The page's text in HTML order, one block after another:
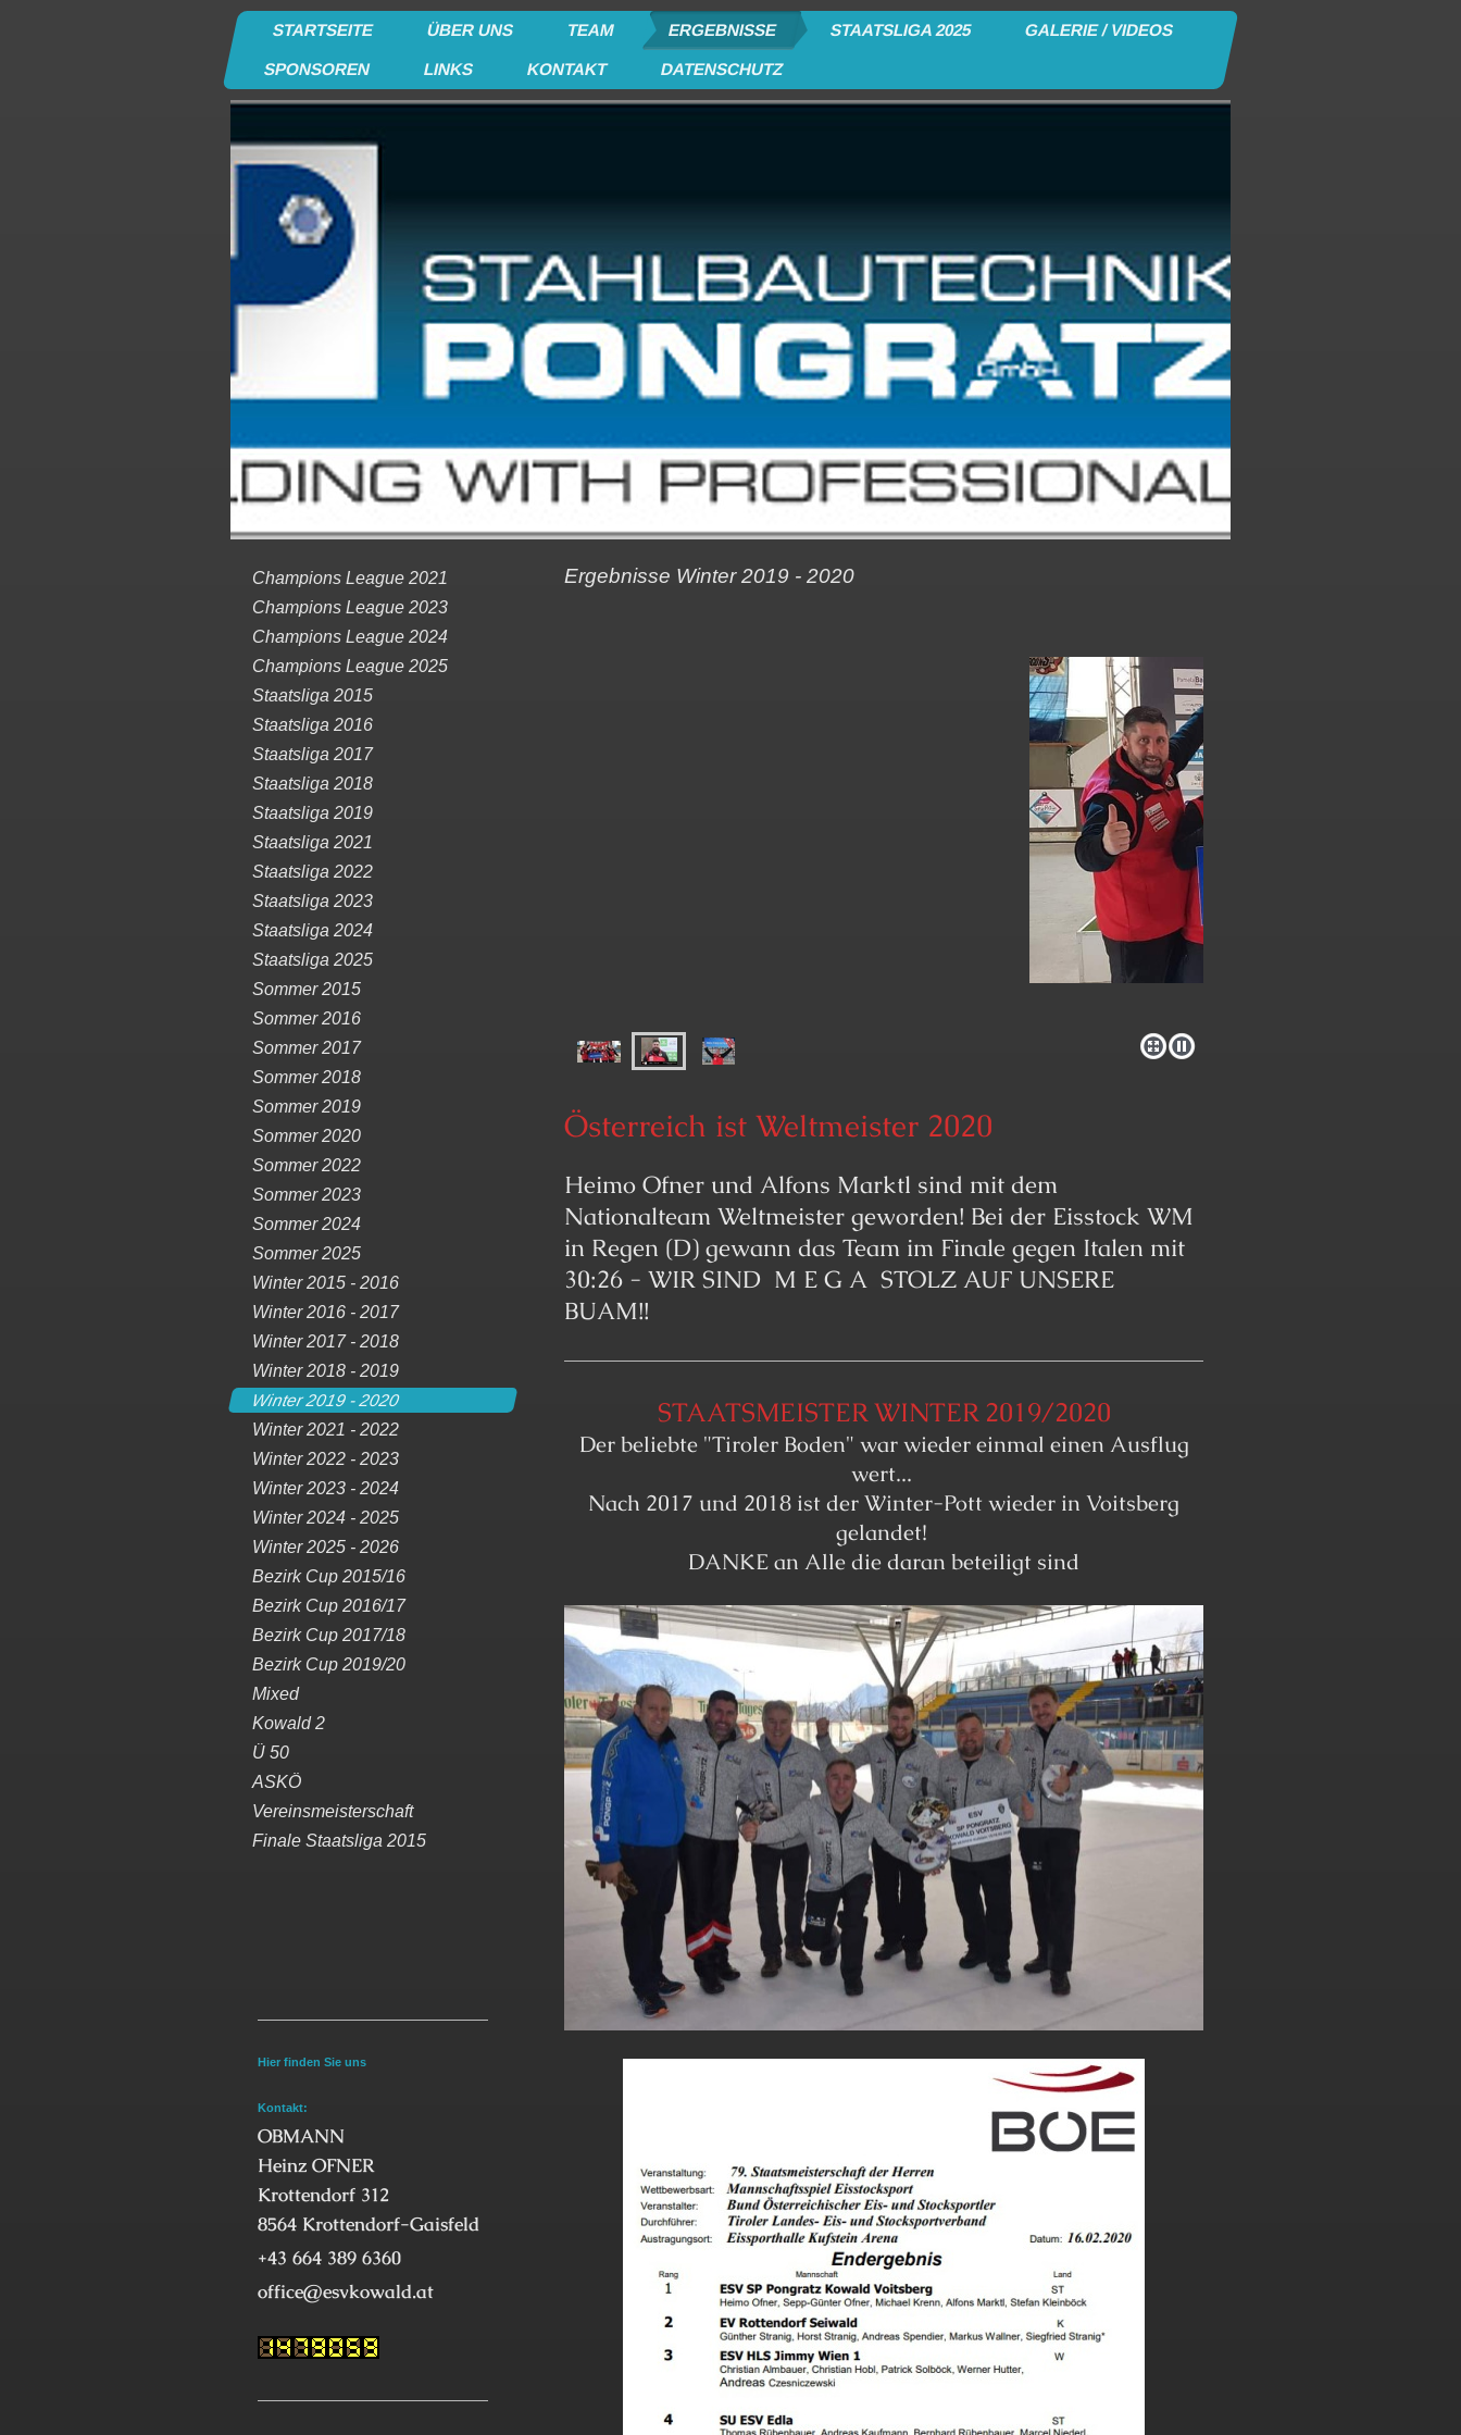
STARTSEITE ÜBER UNS TEAM ERGEBNISSE STAATSLIGA 2025 GALERIE / VIDEOS
SPONSOREN LINKS KONTAKT DATENSCHUTZ
Ergebnisse Winter 2019 - 2020
Österreich ist Weltmeister 2020
Heimo Ofner und Alfons Marktl sind mit dem
Nationalteam Weltmeister geworden! Bei der Eisstock WM
in Regen (D) gewann das Team im Finale gegen Italen mit
30:26 - WIR SIND M E G A STOLZ AUF UNSERE
BUAM!!
STAATSMEISTER WINTER 2019/2020
Der beliebte "Tiroler Boden" war wieder einmal einen Ausflug
wert...
Nach 2017 und 2018 ist der Winter-Pott wieder in Voitsberg
gelandet!
DANKE an Alle die daran beteiligt sind
Champions League 2021
Champions League 2023
Champions League 2024
Champions League 2025
Staatsliga 2015
Staatsliga 2016
Staatsliga 2017
Staatsliga 2018
Staatsliga 2019
Staatsliga 2021
Staatsliga 2022
Staatsliga 2023
Staatsliga 2024
Staatsliga 2025
Sommer 2015
Sommer 2016
Sommer 2017
Sommer 2018
Sommer 2019
Sommer 2020
Sommer 2022
Sommer 2023
Sommer 2024
Sommer 2025
Winter 2015 - 2016
Winter 2016 - 2017
Winter 2017 - 2018
Winter 2018 - 2019
Winter 2019 - 2020
Winter 2021 - 2022
Winter 2022 - 2023
Winter 2023 - 2024
Winter 2024 - 2025
Winter 2025 - 2026
Bezirk Cup 2015/16
Bezirk Cup 2016/17
Bezirk Cup 2017/18
Bezirk Cup 2019/20
Mixed
Kowald 2
Ü 50
ASKÖ
Vereinsmeisterschaft
Finale Staatsliga 2015
Hier finden Sie uns
Kontakt:
OBMANN
Heinz OFNER
Krottendorf 312
8564 Krottendorf-Gaisfeld
+43 664 389 6360
office@esvkowald.at